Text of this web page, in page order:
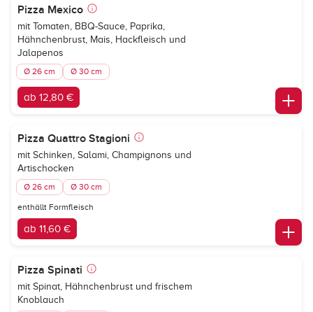
Pizza Mexico
mit Tomaten, BBQ-Sauce, Paprika,
Hähnchenbrust, Mais, Hackfleisch und
Jalapenos
Ø 26 cm Ø 30 cm
ab 12,80 €
Pizza Quattro Stagioni
mit Schinken, Salami, Champignons und
Artischocken
Ø 26 cm Ø 30 cm
enthällt Formfleisch
ab 11,60 €
Pizza Spinati
mit Spinat, Hähnchenbrust und frischem
Knoblauch